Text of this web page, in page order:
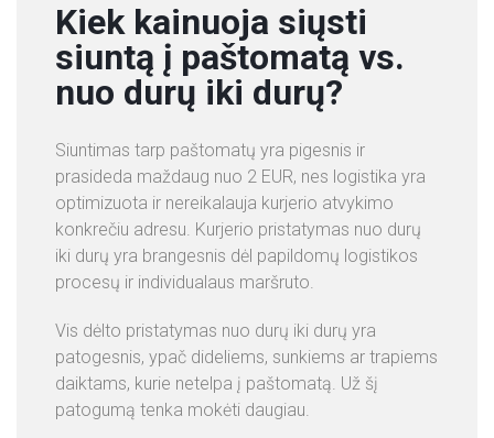
Kiek kainuoja siųsti
siuntą į paštomatą vs.
nuo durų iki durų?
Siuntimas tarp paštomatų yra pigesnis ir
prasideda maždaug nuo 2 EUR, nes logistika yra
optimizuota ir nereikalauja kurjerio atvykimo
konkrečiu adresu. Kurjerio pristatymas nuo durų
iki durų yra brangesnis dėl papildomų logistikos
procesų ir individualaus maršruto.
Vis dėlto pristatymas nuo durų iki durų yra
patogesnis, ypač dideliems, sunkiems ar trapiems
daiktams, kurie netelpa į paštomatą. Už šį
patogumą tenka mokėti daugiau.